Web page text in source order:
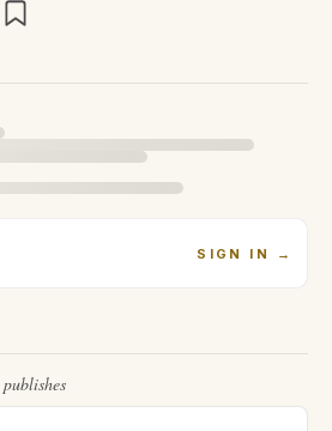
SIGN IN →
publishes